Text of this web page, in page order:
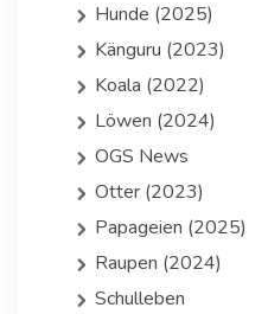
Hunde (2025)
Känguru (2023)
Koala (2022)
Löwen (2024)
OGS News
Otter (2023)
Papageien (2025)
Raupen (2024)
Schulleben